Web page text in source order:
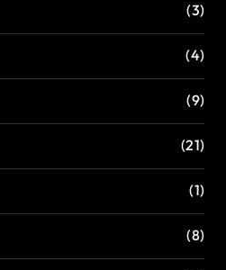
(3)
(4)
(9)
(21)
(1)
(8)